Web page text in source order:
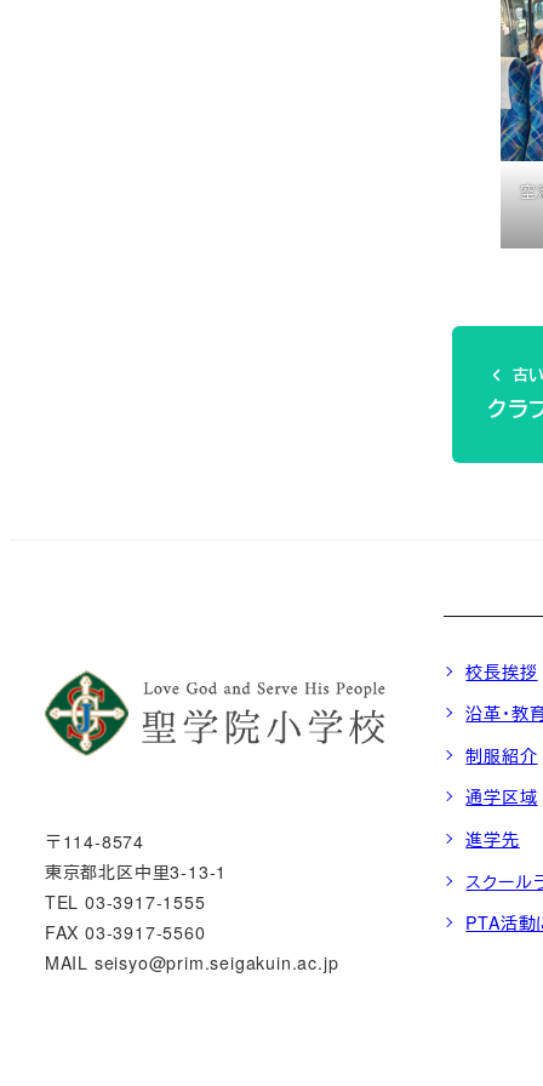
空
古
クラ
〒114-8574
東京都北区中里3-13-1
TEL 03-3917-1555
FAX 03-3917-5560
MAIL seisyo@prim.seigakuin.ac.jp
校長挨拶
沿革・教
制服紹介
通学区域
進学先
スクール
PTA活動